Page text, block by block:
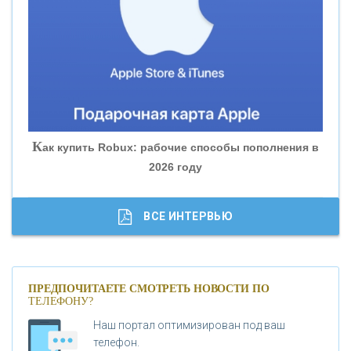
«БАНК ГЛОБЭКС»
«СОВКОМБАНК»
«ГАЗПРОМБАНК»
«МОСКОВСКИЙ КРЕДИТНЫЙ БАНК»
Как купить Robux: рабочие способы пополнения в
2026 году
ВСЕ ИНТЕРВЬЮ
ПРЕДПОЧИТАЕТЕ СМОТРЕТЬ НОВОСТИ ПО
ТЕЛЕФОНУ?
Наш портал оптимизирован под ваш
телефон.